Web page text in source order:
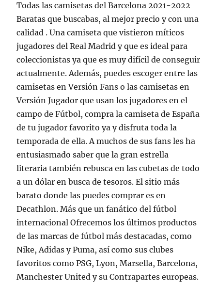
Todas las camisetas del Barcelona 2021-2022
Baratas que buscabas, al mejor precio y con una
calidad . Una camiseta que vistieron míticos
jugadores del Real Madrid y que es ideal para
coleccionistas ya que es muy difícil de conseguir
actualmente. Además, puedes escoger entre las
camisetas en Versión Fans o las camisetas en
Versión Jugador que usan los jugadores en el
campo de Fútbol, compra la camiseta de España
de tu jugador favorito ya y disfruta toda la
temporada de ella. A muchos de sus fans les ha
entusiasmado saber que la gran estrella
literaria también rebusca en las cubetas de todo
a un dólar en busca de tesoros. El sitio más
barato donde las puedes comprar es en
Decathlon. Más que un fanático del fútbol
internacional Ofrecemos los últimos productos
de las marcas de fútbol más destacadas, como
Nike, Adidas y Puma, así como sus clubes
favoritos como PSG, Lyon, Marsella, Barcelona,
Manchester United y su Contrapartes europeas.